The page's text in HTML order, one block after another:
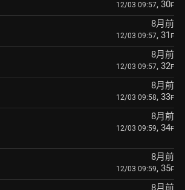
12/03 09:57, 30F
8月前
12/03 09:57, 31 F
8月前
12/03 09:57, 32F
8月前
12/03 09:58, 33F
8月前
12/03 09:59, 34F
8月前
12/03 09:59, 35F
8月前